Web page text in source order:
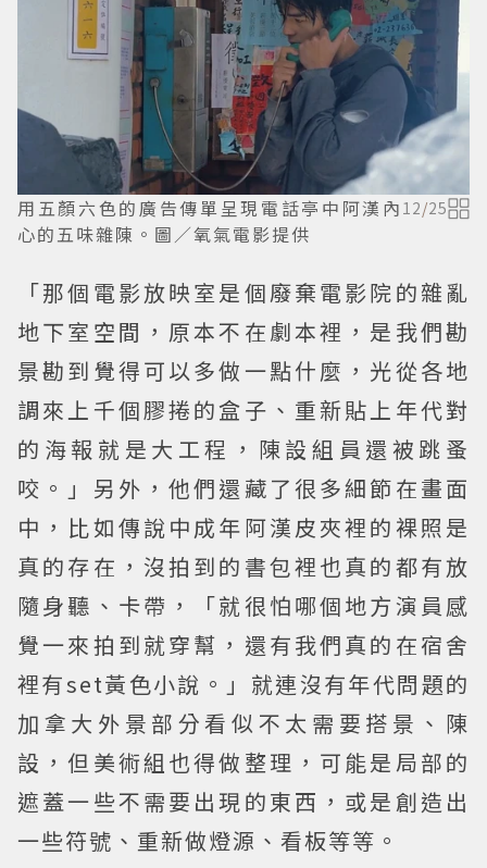
用五顏六色的廣告傳單呈現電話亭中阿漢內
心的五味雜陳。圖／氧氣電影提供
12/25
「那個電影放映室是個廢棄電影院的雜亂
地下室空間，原本不在劇本裡，是我們勘
景勘到覺得可以多做一點什麼，光從各地
調來上千個膠捲的盒子、重新貼上年代對
的海報就是大工程，陳設組員還被跳蚤
咬。」另外，他們還藏了很多細節在畫面
中，比如傳說中成年阿漢皮夾裡的裸照是
真的存在，沒拍到的書包裡也真的都有放
隨身聽、卡帶，「就很怕哪個地方演員感
覺一來拍到就穿幫，還有我們真的在宿舍
裡有set黃色小說。」就連沒有年代問題的
加拿大外景部分看似不太需要搭景、陳
設，但美術組也得做整理，可能是局部的
遮蓋一些不需要出現的東西，或是創造出
一些符號、重新做燈源、看板等等。